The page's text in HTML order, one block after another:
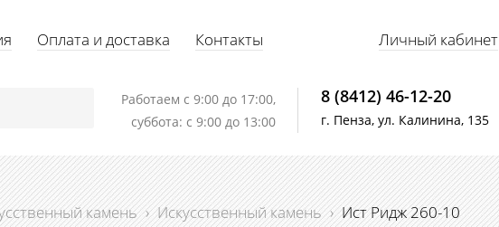
Оплата и доставка Контакты Личный кабинет
Работаем c 9:00 до 17:00,
суббота: с 9:00 до 13:00
8 (8412) 46-12-20
г. Пенза, ул. Калинина, 135
камень › Искусственный камень › Ист Ридж 260-10